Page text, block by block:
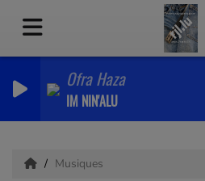
Ofra Haza
IM NIN'ALU
Musiques